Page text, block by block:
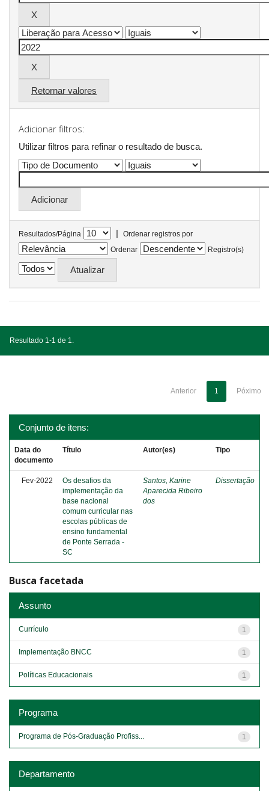
Retornar valores
Adicionar filtros:
Utilizar filtros para refinar o resultado de busca.
Resultados/Página |
Ordenar registros por
Ordenar
Registro(s)
Resultado 1-1 de 1.
Anterior 1 Póximo
Conjunto de itens:
Data do
documento
Título Autor(es) Tipo
Fev-2022
Os desafios da
implementação da
base nacional
comum curricular nas
escolas públicas de
ensino fundamental
de Ponte Serrada -
SC
Santos, Karine
Aparecida Ribeiro
dos
Dissertação
Busca facetada
Assunto
1
Currículo
1
Implementação BNCC
1
Políticas Educacionais
Programa
1
Programa de Pós-Graduação Profiss...
Departamento